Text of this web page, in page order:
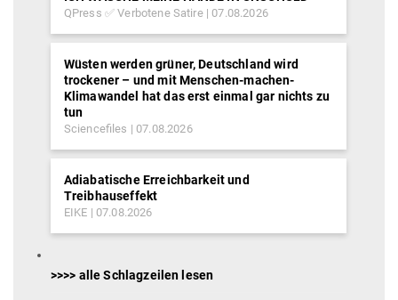
QPress ✅ Verbotene Satire 07.08.2026
Wüsten werden grüner, Deutschland wird
trockener – und mit Menschen-machen-
Klimawandel hat das erst einmal gar nichts zu
tun
Sciencefiles 07.08.2026
Adiabatische Erreichbarkeit und
Treibhauseffekt
EIKE 07.08.2026
>>>> alle Schlagzeilen lesen